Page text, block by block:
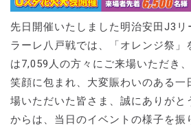
先日開催いたしました明治安田J3
ラーレ八戸戦では、「オレンジ祭」
は7,059人の方々にご来場いただき
笑顔に包まれ、大変賑わいのある一
場いただいた皆さま、誠にありがと
からは、当日のイベントの様子を振